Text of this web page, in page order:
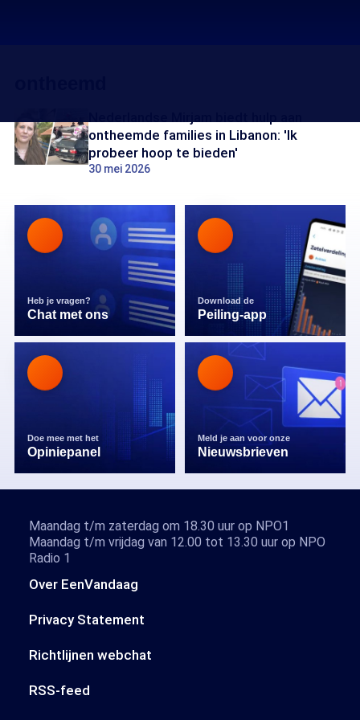
ontheemde families in Libanon: 'Ik
probeer hoop te bieden'
30 mei 2026
Heb je vragen?
Chat met ons
Download de
Peiling-app
Doe mee met het
Opiniepanel
Meld je aan voor onze
Nieuwsbrieven
Over EenVandaag
Privacy Statement
Richtlijnen webchat
RSS-feed
Maandag t/m zaterdag om 18.30 uur op NPO1
Maandag t/m vrijdag van 12.00 tot 13.30 uur op NPO
Radio 1